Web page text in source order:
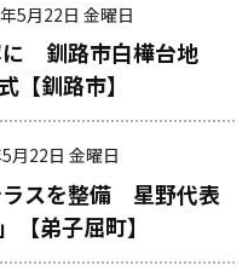
5月22日 金曜日
に 釧路市白樺台地
【釧路市】
月22日 金曜日
ラスを整備 星野代表
【弟子屈町】